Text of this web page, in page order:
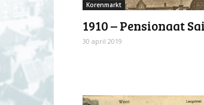
Korenmarkt
1910 – Pensionaat
30 april 2019